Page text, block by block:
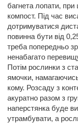
багнета лопати, при
компост. Під час
дотримуватися
повинна бути від
треба попередньо
ненабагато
Потім рослинки з
ямочки,
кому. Розсаду з
акуратно разом з
наперстянка буде
утрамбувати, а